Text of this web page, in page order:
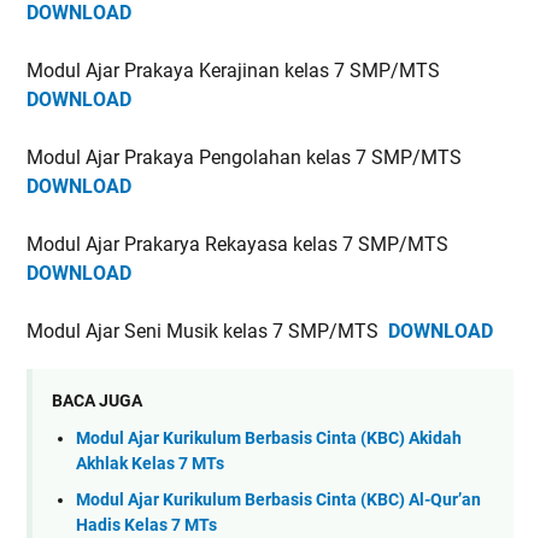
DOWNLOAD
Modul Ajar Prakaya Kerajinan kelas 7 SMP/MTS
DOWNLOAD
Modul Ajar Prakaya Pengolahan kelas 7 SMP/MTS
DOWNLOAD
Modul Ajar Prakarya Rekayasa kelas 7 SMP/MTS
DOWNLOAD
Modul Ajar Seni Musik kelas 7 SMP/MTS DOWNLOAD
BACA JUGA
Modul Ajar Kurikulum Berbasis Cinta (KBC) Akidah
Akhlak Kelas 7 MTs
Modul Ajar Kurikulum Berbasis Cinta (KBC) Al-Qur’an
Hadis Kelas 7 MTs